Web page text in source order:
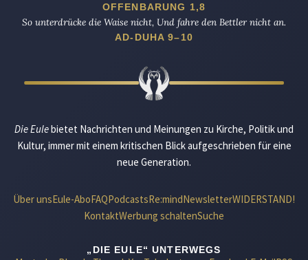
OFFENBARUNG 1,8
So unterdrücke die Waise nicht, Und fahre den Bettler nicht an.
AD-DUHA 9–10
Die Eulebietet Nachrichten und Meinungen zu Kirche, Politik und
Kultur, immer mit einem kritischen Blick aufgeschrieben für eine
neue Generation.
Über unsEule-AboFAQPodcastsRe:mindNewsletterWIDERSTAND!
KontaktWerbung schaltenSuche
„DIE EULE“ UNTERWEGS